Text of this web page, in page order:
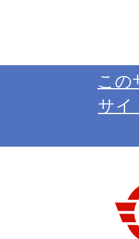
この
サイ